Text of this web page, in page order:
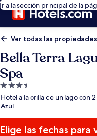
Ir a la sección principal de la
Ver todas las propiedades
Bella Terra
Spa
Propiedad
de
3.5
estrellas
Hotel a la orilla de un lago con
Azul
Elige las fechas para